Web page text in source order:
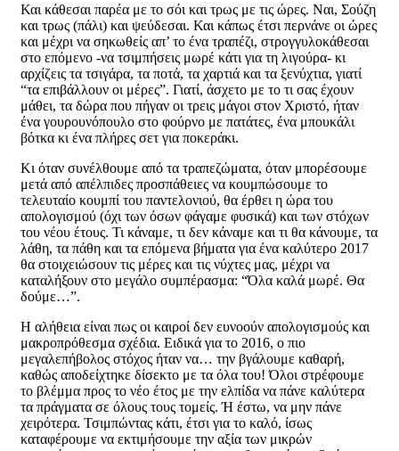
Και κάθεσαι παρέα με το σόι και τρως με τις ώρες. Ναι, Σούζη
και τρως (πάλι) και ψεύδεσαι. Και κάπως έτσι περνάνε οι ώρες
και μέχρι να σηκωθείς απ’ το ένα τραπέζι, στρογγυλοκάθεσαι
στο επόμενο -να τσιμπήσεις μωρέ κάτι για τη λιγούρα- κι
αρχίζεις τα τσιγάρα, τα ποτά, τα χαρτιά και τα ξενύχτια, γιατί
“τα επιβάλλουν οι μέρες”. Γιατί, άσχετο με το τι σας έχουν
μάθει, τα δώρα που πήγαν οι τρεις μάγοι στον Χριστό, ήταν
ένα γουρουνόπουλο στο φούρνο με πατάτες, ένα μπουκάλι
βότκα κι ένα πλήρες σετ για ποκεράκι.
Κι όταν συνέλθουμε από τα τραπεζώματα, όταν μπορέσουμε
μετά από απέλπιδες προσπάθειες να κουμπώσουμε το
τελευταίο κουμπί του παντελονιού, θα έρθει η ώρα του
απολογισμού (όχι των όσων φάγαμε φυσικά) και των στόχων
του νέου έτους. Τι κάναμε, τι δεν κάναμε και τι θα κάνουμε, τα
λάθη, τα πάθη και τα επόμενα βήματα για ένα καλύτερο 2017
θα στοιχειώσουν τις μέρες και τις νύχτες μας, μέχρι να
καταλήξουν στο μεγάλο συμπέρασμα: “Όλα καλά μωρέ. Θα
δούμε…”.
Η αλήθεια είναι πως οι καιροί δεν ευνοούν απολογισμούς και
μακροπρόθεσμα σχέδια. Ειδικά για το 2016, ο πιο
μεγαλεπήβολος στόχος ήταν να… την βγάλουμε καθαρή,
καθώς αποδείχτηκε δίσεκτο με τα όλα του! Όλοι στρέφουμε
το βλέμμα προς το νέο έτος με την ελπίδα να πάνε καλύτερα
τα πράγματα σε όλους τους τομείς. Ή έστω, να μην πάνε
χειρότερα. Τσιμπώντας κάτι, έτσι για το καλό, ίσως
καταφέρουμε να εκτιμήσουμε την αξία των μικρών